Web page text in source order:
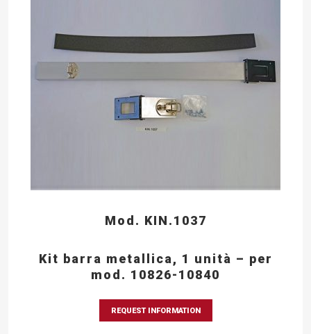
Mod. KIN.1037
Kit barra metallica, 1 unità – per
mod. 10826-10840
REQUEST INFORMATION